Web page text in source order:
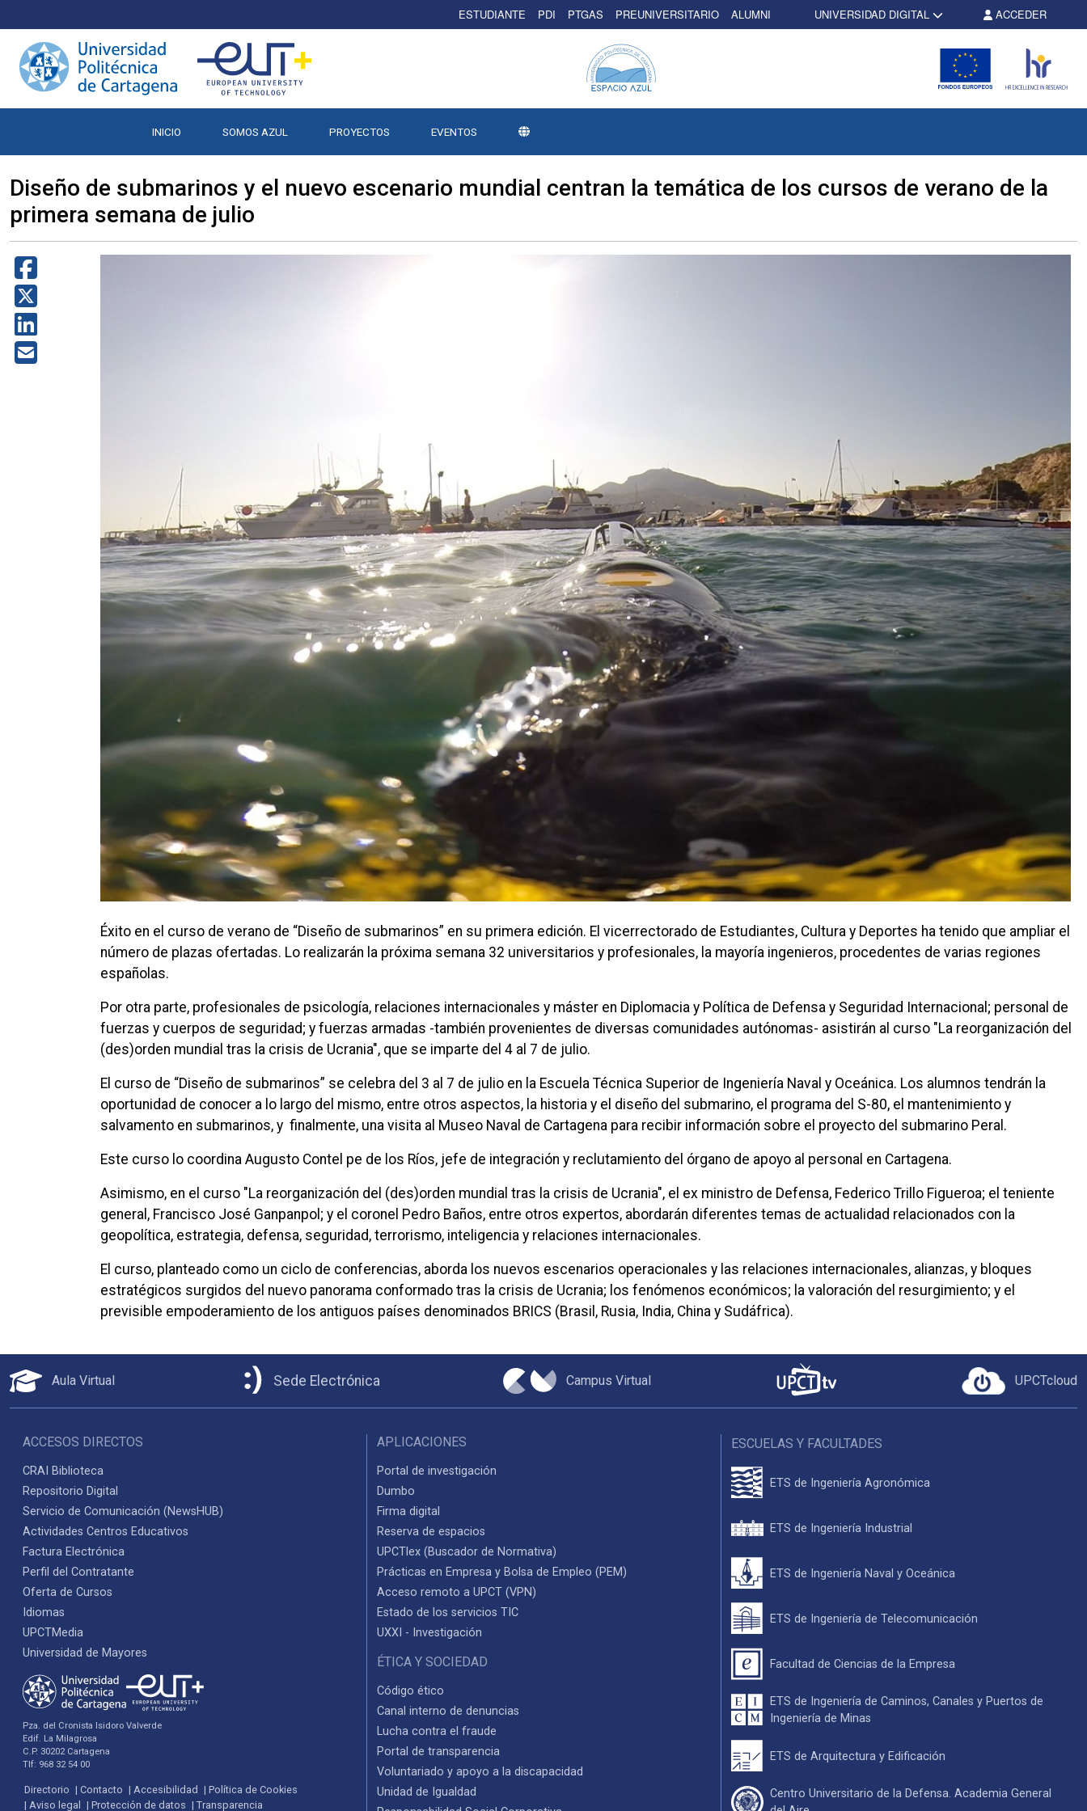
ESTUDIANTE PDI PTGAS PREUNIVERSITARIO ALUMNI UNIVERSIDAD DIGITAL ACCEDER
INICIO SOMOS AZUL PROYECTOS EVENTOS
Diseño de submarinos y el nuevo escenario mundial centran la temática de los cursos de verano de la
primera semana de julio
Éxito en el curso de verano de “Diseño de submarinos” en su primera edición. El vicerrectorado de Estudiantes, Cultura y Deportes ha tenido que ampliar el
número de plazas ofertadas. Lo realizarán la próxima semana 32 universitarios y profesionales, la mayoría ingenieros, procedentes de varias regiones
españolas.
Por otra parte, profesionales de psicología, relaciones internacionales y máster en Diplomacia y Política de Defensa y Seguridad Internacional; personal de
fuerzas y cuerpos de seguridad; y fuerzas armadas -también provenientes de diversas comunidades autónomas- asistirán al curso "La reorganización del
(des)orden mundial tras la crisis de Ucrania", que se imparte del 4 al 7 de julio.
El curso de “Diseño de submarinos” se celebra del 3 al 7 de julio en la Escuela Técnica Superior de Ingeniería Naval y Oceánica. Los alumnos tendrán la
oportunidad de conocer a lo largo del mismo, entre otros aspectos, la historia y el diseño del submarino, el programa del S-80, el mantenimiento y
salvamento en submarinos, y finalmente, una visita al Museo Naval de Cartagena para recibir información sobre el proyecto del submarino Peral.
Este curso lo coordina Augusto Contel pe de los Ríos, jefe de integración y reclutamiento del órgano de apoyo al personal en Cartagena.
Asimismo, en el curso "La reorganización del (des)orden mundial tras la crisis de Ucrania", el ex ministro de Defensa, Federico Trillo Figueroa; el teniente
general, Francisco José Ganpanpol; y el coronel Pedro Baños, entre otros expertos, abordarán diferentes temas de actualidad relacionados con la
geopolítica, estrategia, defensa, seguridad, terrorismo, inteligencia y relaciones internacionales.
El curso, planteado como un ciclo de conferencias, aborda los nuevos escenarios operacionales y las relaciones internacionales, alianzas, y bloques
estratégicos surgidos del nuevo panorama conformado tras la crisis de Ucrania; los fenómenos económicos; la valoración del resurgimiento; y el
previsible empoderamiento de los antiguos países denominados BRICS (Brasil, Rusia, India, China y Sudáfrica).
Aula Virtual Sede Electrónica Campus Virtual UPCTcloud
ACCESOS DIRECTOS
CRAI Biblioteca
Repositorio Digital
Servicio de Comunicación (NewsHUB)
Actividades Centros Educativos
Factura Electrónica
Perfil del Contratante
Oferta de Cursos
Idiomas
UPCTMedia
Universidad de Mayores
Pza. del Cronista Isidoro Valverde
Edif. La Milagrosa
C.P. 30202 Cartagena
Tlf: 968 32 54 00
Directorio Contacto Accesibilidad
Política de Cookies
Aviso legal
Protección de datos Transparencia
APLICACIONES
Portal de investigación
Dumbo
Firma digital
Reserva de espacios
UPCTlex (Buscador de Normativa)
Prácticas en Empresa y Bolsa de Empleo (PEM)
Acceso remoto a UPCT (VPN)
Estado de los servicios TIC
UXXI - Investigación
ÉTICA Y SOCIEDAD
Código ético
Canal interno de denuncias
Lucha contra el fraude
Portal de transparencia
Voluntariado y apoyo a la discapacidad
Unidad de Igualdad
ESCUELAS Y FACULTADES
ETS de Ingeniería Agronómica
ETS de Ingeniería Industrial
ETS de Ingeniería Naval y Oceánica
ETS de Ingeniería de Telecomunicación
Facultad de Ciencias de la Empresa
ETS de Ingeniería de Caminos, Canales y Puertos de
Ingeniería de Minas
ETS de Arquitectura y Edificación
Centro Universitario de la Defensa. Academia General